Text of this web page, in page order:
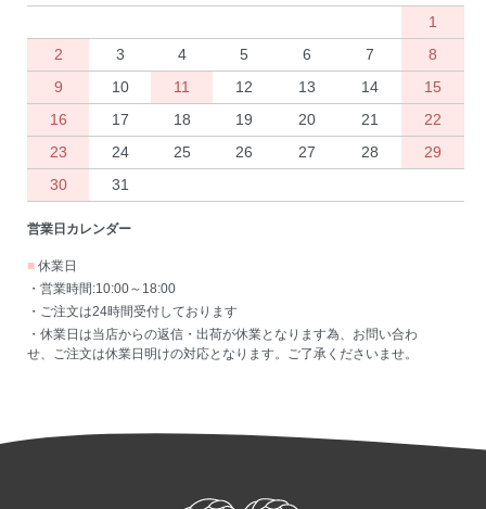
1
2
3 4 5 6 7
8
9
10 11 12 13 14
15
16
17 18 19 20 21
22
23
24 25 26 27 28
29
30
31
営業日カレンダー
■ 休業日
・営業時間:10:00～18:00
・ご注文は24時間受付しております
・休業日は当店からの返信・出荷が休業となります為、お問い合わ
せ、ご注文は休業日明けの対応となります。ご了承くださいませ。